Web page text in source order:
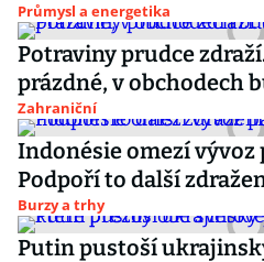
Průmysl a energetika
Potraviny prudce
prázdné, v obchodech
Zahraniční
Indonésie omezí vývoz
Podpoří to další
Burzy a trhy
Putin pustoší